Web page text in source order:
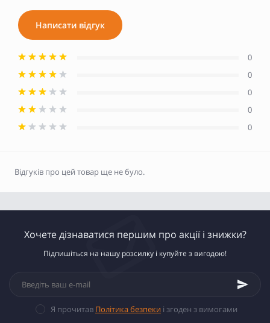
Написати відгук
0
0
0
0
0
Відгуків про цей товар ще не було.
Хочете дізнаватися першим про акції і знижки?
Підпишіться на нашу розсилку і купуйте з вигодою!
Я прочитав Політика безпеки і згоден з вимогами